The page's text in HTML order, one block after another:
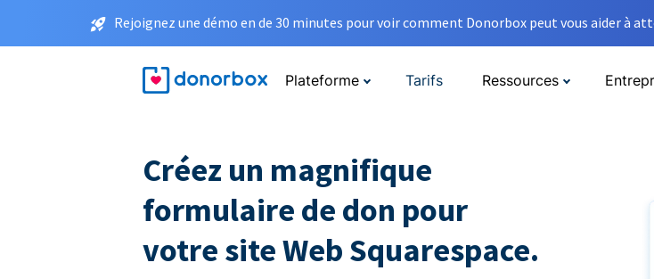
Rejoignez une démo en de 30 minutes pour voir comment Donorbox peut vous aider à
Plateforme Tarifs Ressources
Créez un magnifique
formulaire de don pour
votre site Web Squarespace.